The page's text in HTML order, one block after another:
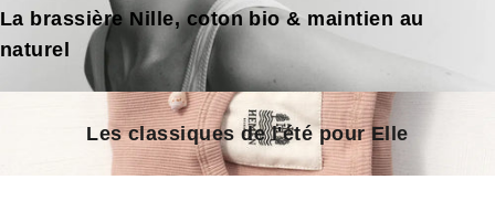
La brassière Nille, coton bio & maintien au
naturel
Les classiques de l'été pour Elle